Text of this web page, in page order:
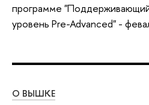
программе "Поддерживающий
уровень Pre-Advanced" -
О ВЫШКЕ